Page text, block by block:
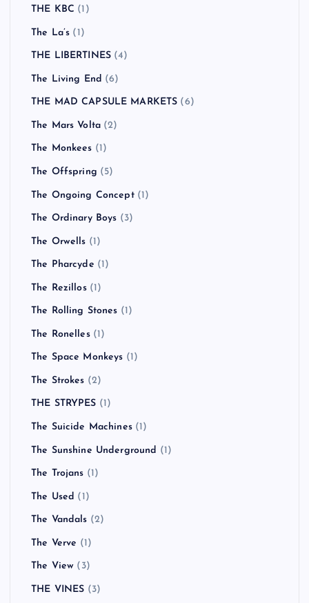
THE KBC (1)
The La’s (1)
THE LIBERTINES (4)
The Living End (6)
THE MAD CAPSULE MARKETS (6)
The Mars Volta (2)
The Monkees (1)
The Offspring (5)
The Ongoing Concept(1)
The Ordinary Boys (3)
The Orwells (1)
The Pharcyde (1)
The Rezillos(1)
The Rolling Stones (1)
The Ronelles(1)
The Space Monkeys (1)
The Strokes (2)
THE STRYPES (1)
The Suicide Machines(1)
The Sunshine Underground (1)
The Trojans (1)
The Used (1)
The Vandals (2)
The Verve (1)
The View (3)
THE VINES (3)